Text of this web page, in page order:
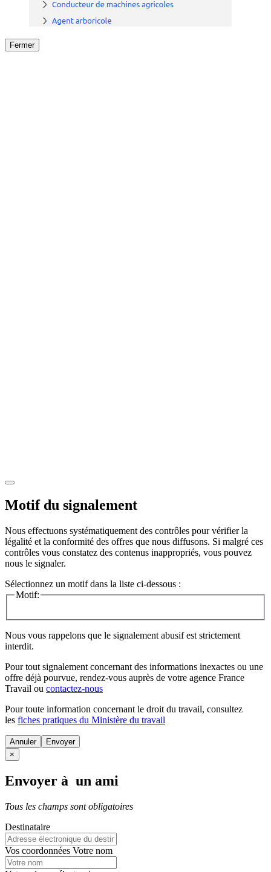
Fermer
Motif du signalement
Nous effectuons systématiquement des contrôles pour vérifier la
légalité et la conformité des offres que nous diffusons. Si malgré ces
contrôles vous constatez des contenus inappropriés, vous pouvez
nous le signaler.
Sélectionnez un motif dans la liste ci-dessous :
Motif:
Nous vous rappelons que le signalement abusif est strictement
interdit.
Pour tout signalement concernant des informations inexactes ou une
offre déjà pourvue, rendez-vous auprès de votre agence France
Travail ou contactez-nous
Pour toute information concernant le droit du travail, consultez
les fiches pratiques du Ministère du travail
Annuler
×
Envoyer à un ami
Tous les champs sont obligatoires
Destinataire
Vos coordonnées Votre nom